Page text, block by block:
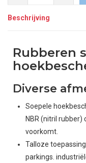
Beschrijving
Rubberen
Diverse
Soepele
NBR (nitril
voorkomt.
Talloze
parkings.